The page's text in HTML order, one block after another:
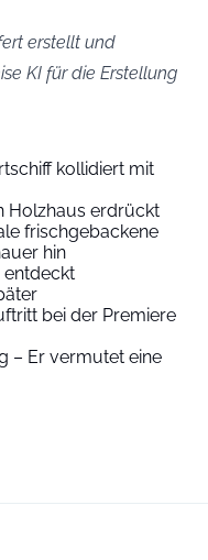
erstellt und
KI für die Erstellung
kollidiert mit
Holzhaus erdrückt
frischgebackene
hin
entdeckt
bei der Premiere
– Er vermutet eine